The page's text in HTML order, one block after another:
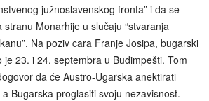
južnoslavenskog fronta” i da se
Monarhije u slučaju “stvaranja
Na poziv cara Franje Josipa, bugarski
je 23. i 24. septembra u Budimpešti. Tom
da će Austro-Ugarska anektirati
Bugarska proglasiti svoju nezavisnost.